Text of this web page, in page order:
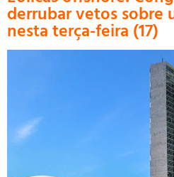
derrubar vetos sobre
nesta terça-feira (17)